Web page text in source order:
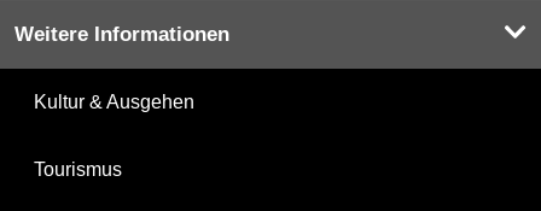
Weitere Informationen
Kultur & Ausgehen
Tourismus